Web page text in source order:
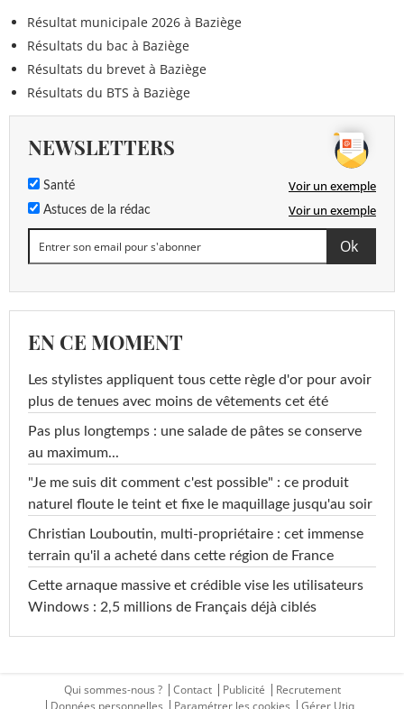
Résultat municipale 2026 à Baziège
Résultats du bac à Baziège
Résultats du brevet à Baziège
Résultats du BTS à Baziège
NEWSLETTERS
Santé Voir un exemple
Astuces de la rédac Voir un exemple
EN CE MOMENT
Les stylistes appliquent tous cette règle d'or pour avoir
plus de tenues avec moins de vêtements cet été
Pas plus longtemps : une salade de pâtes se conserve
au maximum...
"Je me suis dit comment c'est possible" : ce produit
naturel floute le teint et fixe le maquillage jusqu'au soir
Christian Louboutin, multi-propriétaire : cet immense
terrain qu'il a acheté dans cette région de France
Cette arnaque massive et crédible vise les utilisateurs
Windows : 2,5 millions de Français déjà ciblés
Qui sommes-nous ? Contact Publicité
Recrutement